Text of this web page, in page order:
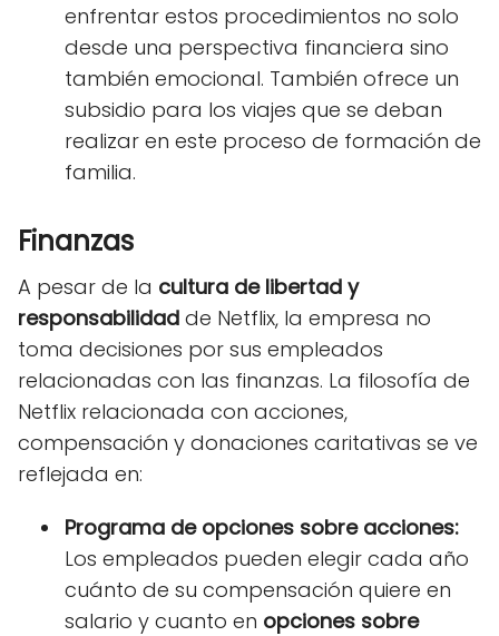
enfrentar estos procedimientos no solo
desde una perspectiva financiera sino
también emocional. También ofrece un
subsidio para los viajes que se deban
realizar en este proceso de formación de
familia.
Finanzas
A pesar de la cultura de libertad y
responsabilidad de Netflix, la empresa no
toma decisiones por sus empleados
relacionadas con las finanzas. La filosofía de
Netflix relacionada con acciones,
compensación y donaciones caritativas se ve
reflejada en:
Programa de opciones sobre acciones:
Los empleados pueden elegir cada año
cuánto de su compensación quiere en
salario y cuanto en opciones sobre